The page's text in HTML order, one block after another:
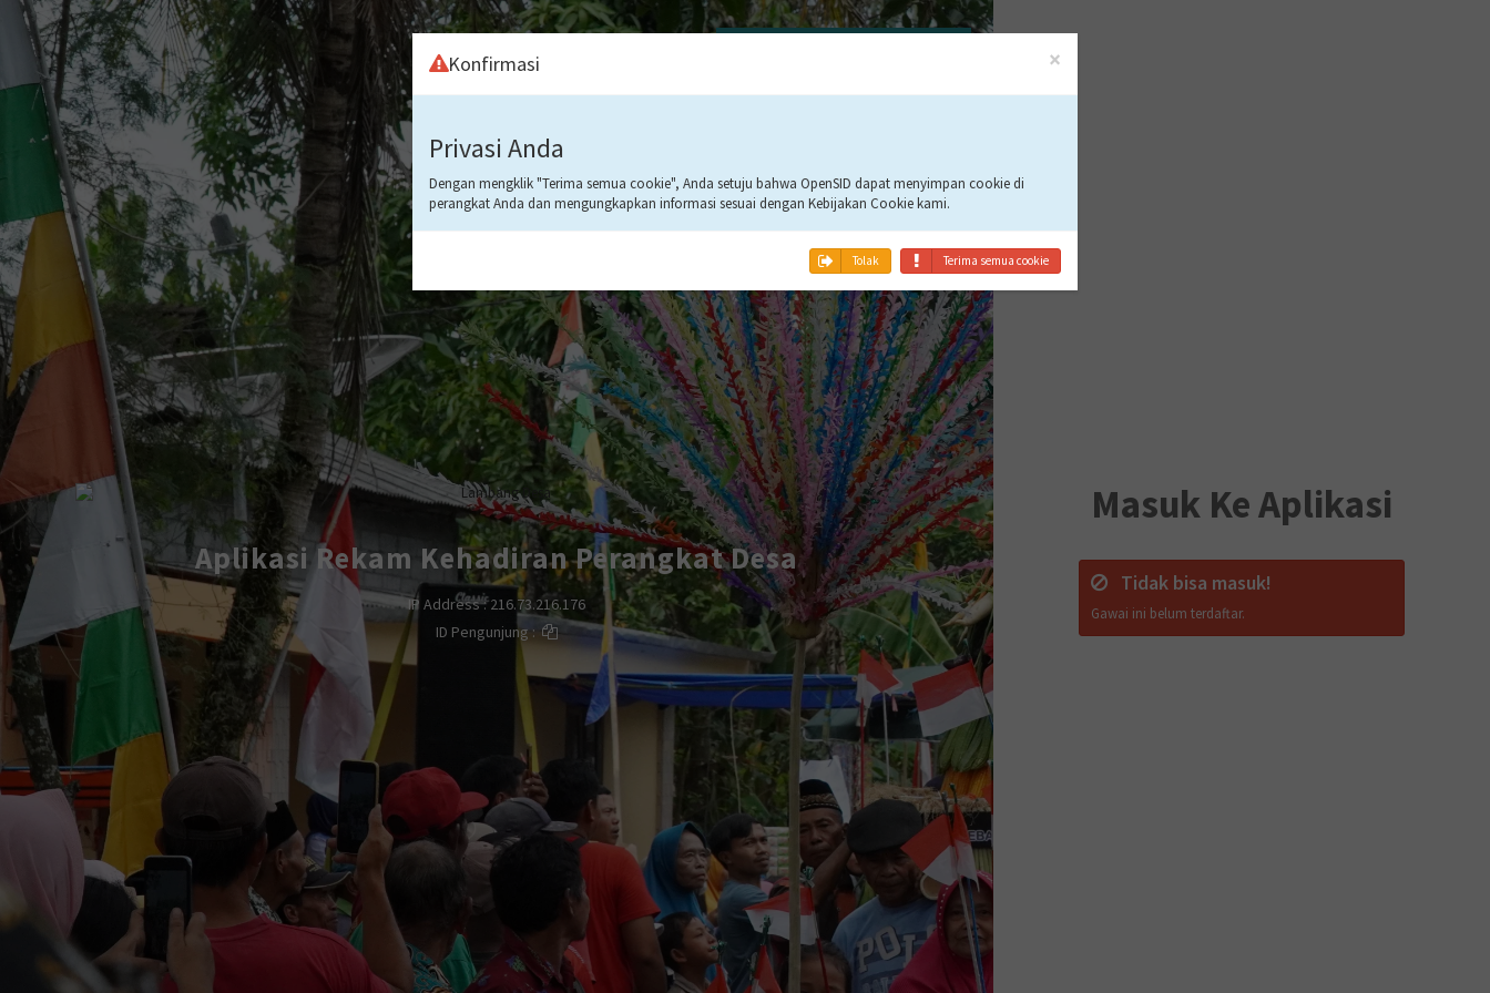
×
Konfirmasi
Privasi Anda
Dengan mengklik "Terima semua cookie", Anda setuju bahwa OpenSID dapat menyimpan cookie di
perangkat Anda dan mengungkapkan informasi sesuai dengan Kebijakan Cookie kami.
Tolak Terima semua cookie
Aplikasi Rekam Kehadiran Perangkat Desa
IP Address : 216.73.216.176
ID Pengunjung :
16:05:42
Masuk Ke Aplikasi
Tidak bisa masuk!
Gawai ini belum terdaftar.